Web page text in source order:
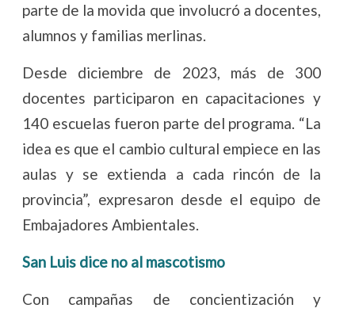
parte de la movida que involucró a docentes,
alumnos y familias merlinas.
Desde diciembre de 2023, más de 300
docentes participaron en capacitaciones y
140 escuelas fueron parte del programa. “La
idea es que el cambio cultural empiece en las
aulas y se extienda a cada rincón de la
provincia”, expresaron desde el equipo de
Embajadores Ambientales.
San Luis dice no al mascotismo
Con campañas de concientización y